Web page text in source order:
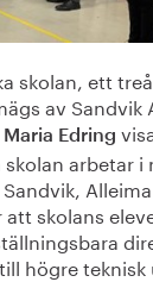
skolan, ett
av Sandvik
Maria Edring
arbetar i
skolans
högre